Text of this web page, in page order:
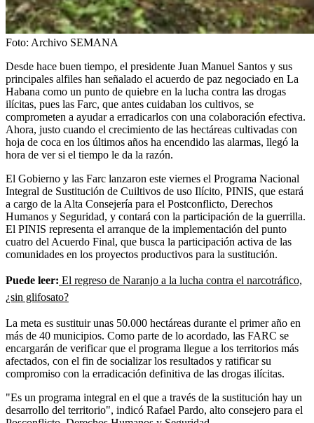
Foto: Archivo SEMANA
Desde hace buen tiempo, el presidente Juan Manuel Santos y sus
principales alfiles han señalado el acuerdo de paz negociado en La
Habana como un punto de quiebre en la lucha contra las drogas
ilícitas, pues las Farc, que antes cuidaban los cultivos, se
comprometen a ayudar a erradicarlos con una colaboración efectiva.
Ahora, justo cuando el crecimiento de las hectáreas cultivadas con
hoja de coca en los últimos años ha encendido las alarmas, llegó la
hora de ver si el tiempo le da la razón.
El Gobierno y las Farc lanzaron este viernes el Programa Nacional
Integral de Sustitución de Cuiltivos de uso Ilícito, PINIS, que estará
a cargo de la Alta Consejería para el Postconflicto, Derechos
Humanos y Seguridad, y contará con la participación de la guerrilla.
El PINIS representa el arranque de la implementación del punto
cuatro del Acuerdo Final, que busca la participación activa de las
comunidades en los proyectos productivos para la sustitución.
Puede leer: El regreso de Naranjo a la lucha contra el narcotráfico,
¿sin glifosato?
La meta es sustituir unas 50.000 hectáreas durante el primer año en
más de 40 municipios. Como parte de lo acordado, las FARC se
encargarán de verificar que el programa llegue a los territorios más
afectados, con el fin de socializar los resultados y ratificar su
compromiso con la erradicación definitiva de las drogas ilícitas.
"Es un programa integral en el que a través de la sustitución hay un
desarrollo del territorio", indicó Rafael Pardo, alto consejero para el